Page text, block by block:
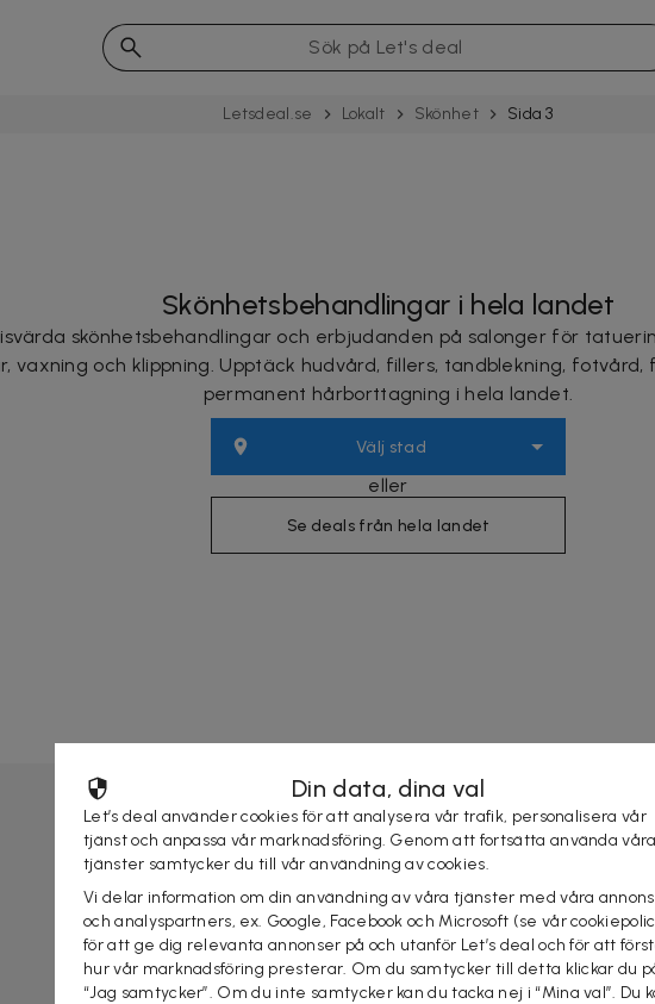
Letsdeal.se Lokalt Skönhet Sida 3
Skönhetsbehandlingar i hela landet
skönhetsbehandlingar och erbjudanden på salonger för
vaxning och klippning. Upptäck hudvård, fillers, tandblekning,
permanent hårborttagning i hela landet.
Välj stad
eller
Se deals från hela landet
Din data, dina val
Let’s deal använder cookies för att analysera vår trafik, personalisera vår
tjänst och anpassa vår marknadsföring. Genom att fortsätta använda våra
tjänster samtycker du till vår användning av cookies.
Vi delar information om din användning av våra tjänster med våra
och analyspartners, ex. Google, Facebook och Microsoft (se vår
för att ge dig relevanta annonser på och utanför Let’s deal och för att
hur vår marknadsföring presterar. Om du samtycker till detta klickar du
“Jag samtycker”. Om du inte samtycker kan du tacka nej i “Mina val”. Du